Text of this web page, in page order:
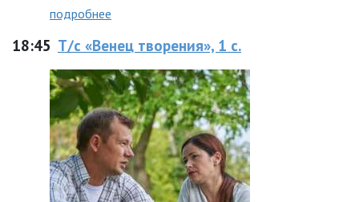
подробнее
18:45 Т/с «Венец творения», 1 с.